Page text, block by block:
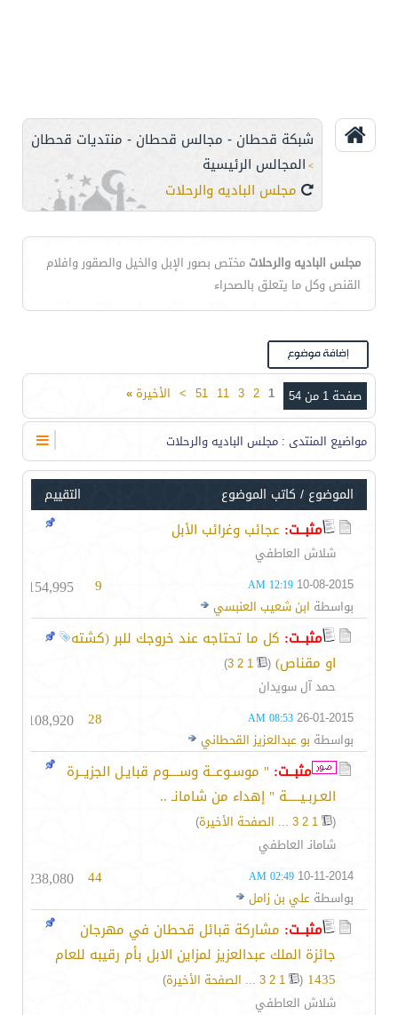
شبكة قحطان - مجالس قحطان - منتديات قحطان
> المجالس الرئيسية
مجلس الباديه والرحلات
مجلس الباديه والرحلات مختص بصور الإبل والخيل والصقور وافلام
القنص وكل ما يتعلق بالصحراء
صفحة 1 من 54 1
2
3
11
51
> الأخيرة»
مواضيع المنتدى : مجلس الباديه والرحلات
التقييم الموضوع / كاتب الموضوع
مثبــت: عجائب وغرائب الأبل
شلاش العاطفي
10-08-2015
12:19 AM
بواسطة ابن شعيب العنبسي
9
154,995
مثبــت: كل ما تحتاجه عند خروجك للبر (كشته
او مقناص) (
1
2
3
)
حمد آل سويدان
26-01-2015
08:53 AM
بواسطة بو عبدالعزيز القحطاني
28
108,920
مثبــت: " موسـوعــة وســــوم قبايـل الجزيــرة
العـربـيـــــة " إهداء من شامانـ ..
(
1
2
3
... الصفحة الأخيرة)
شامانـ العاطفي
10-11-2014
02:49 AM
بواسطة علي بن زامل
44
238,080
مثبــت: مشاركة قبائل قحطان في مهرجان
جائزة الملك عبدالعزيز لمزاين الابل بأم رقيبه للعام
1435
(
1
2
3
... الصفحة الأخيرة)
شلاش العاطفي